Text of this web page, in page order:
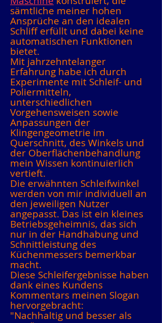
sämtliche meiner hohen
Ansprüche an den idealen
Schliff erfüllt und dabei keine
automatischen Funktionen
bietet.
Mit jahrzehntelanger
Erfahrung habe ich durch
Experimente mit Schleif- und
Poliermitteln,
unterschiedlichen
Vorgehensweisen sowie
Anpassungen der
Klingengeometrie im
Querschnitt, des Winkels und
der Oberflächenbehandlung
mein Wissen kontinuierlich
vertieft.
Die erwähnten Schleifwinkel
werden von mir individuell an
den jeweiligen Nutzer
angepasst. Das ist ein kleines
Betriebsgeheimnis, das sich
nur in der Handhabung und
Schnittleistung des
Küchenmessers bemerkbar
macht.
Diese Schleifergebnisse haben
dank eines Kundens
Kommentars meinen Slogan
hervorgebracht:
"Nachhaltig und besser als